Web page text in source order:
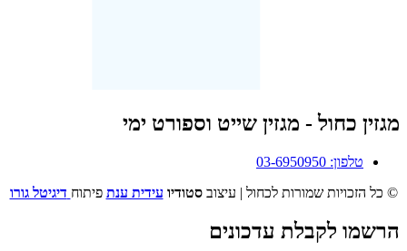
מגזין כחול - מגזין שייט וספורט ימי
טלפון: 03-6950950
© כל הזכויות שמורות לכחול | עיצובסטודיו עידית ענת פיתוח דיגיטל גורו
הרשמו לקבלת עדכונים